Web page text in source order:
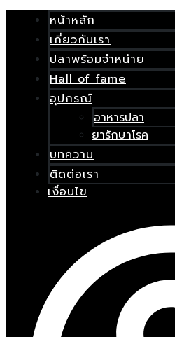
หน้าหลัก
เกี่ยวกับเรา
ปลาพร้อมจำหน่าย
Hall of fame
อุปกรณ์
อาหารปลา
ยารักษาโรค
บทความ
ติดต่อเรา
เงื่อนไข